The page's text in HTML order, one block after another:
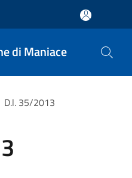
di Maniace
D.l. 35/2013